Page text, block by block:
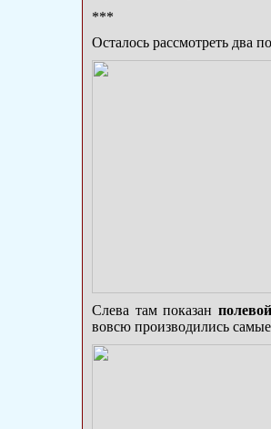
***
Осталось рассмотреть два
Слева там показан
вовсю производились